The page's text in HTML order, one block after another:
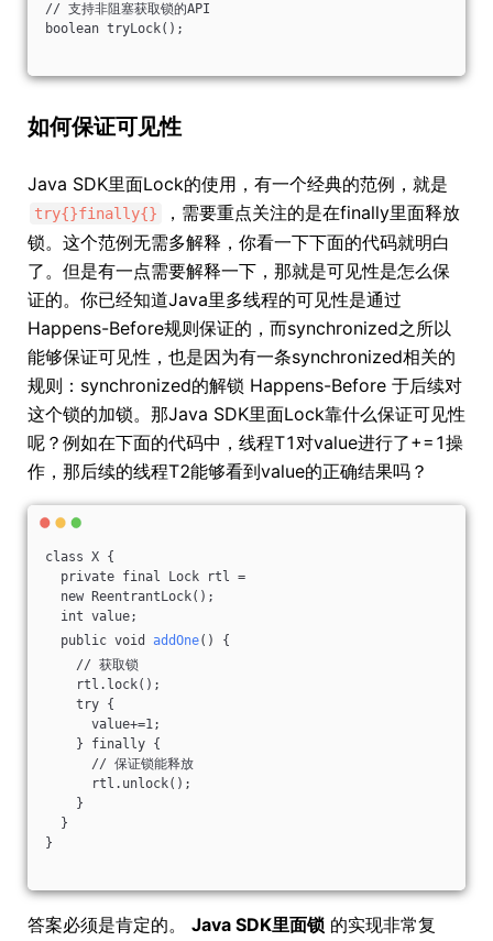
// 支持非阻塞获取锁的API
boolean tryLock();
如何保证可见性
Java SDK里面Lock的使用，有一个经典的范例，就是
try{}finally{}
，需要重点关注的是在finally里面释放
锁。这个范例无需多解释，你看一下下面的代码就明白
了。但是有一点需要解释一下，那就是可见性是怎么保
证的。你已经知道Java里多线程的可见性是通过
Happens-Before规则保证的，而synchronized之所以
能够保证可见性，也是因为有一条synchronized相关的
规则：synchronized的解锁 Happens-Before 于后续对
这个锁的加锁。那Java SDK里面Lock靠什么保证可见性
呢？例如在下面的代码中，线程T1对value进行了+=1操
作，那后续的线程T2能够看到value的正确结果吗？
class X {
private final Lock rtl =
new ReentrantLock();
int value;
public void addOne() {
// 获取锁
rtl.lock();
try {
value+=1;
} finally {
// 保证锁能释放
rtl.unlock();
}
}
}
答案必须是肯定的。 Java SDK里面锁 的实现非常复